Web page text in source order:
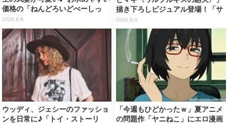
価格の「ねんどろいどべーしっ
く」から登場！ ちんまい二人が
並んだ姿にキュン☆
2026.8.8
描き下ろしビジュアル登場！「サ
ンシャインシティプリンスホテ
ル」コラボ開催
2026.8.4
ウッディ、ジェシーのファッショ
ンを日常に♪「トイ・ストーリ
「今週もひどかったｗ」夏アニメ
の問題作「ヤニねこ」にエロ漫画